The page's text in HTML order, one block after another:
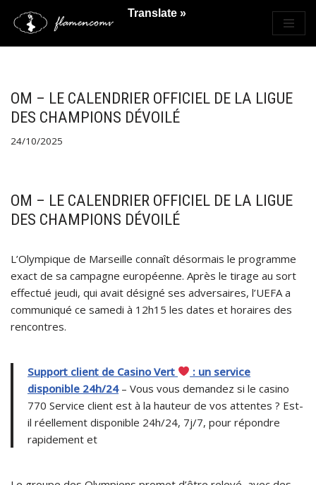
Saltar
OM – LE CALENDRIER OFFICIEL DE LA LIGUE
DES CHAMPIONS DÉVOILÉ
24/10/2025
OM – LE CALENDRIER OFFICIEL DE LA LIGUE
DES CHAMPIONS DÉVOILÉ
L’Olympique de Marseille connaît désormais le programme
exact de sa campagne européenne. Après le tirage au sort
effectué jeudi, qui avait désigné ses adversaires, l’UEFA a
communiqué ce samedi à 12h15 les dates et horaires des
rencontres.
Support client de Casino Vert
: un service
disponible 24h/24– Vous vous demandez si le casino
770 Service client est à la hauteur de vos attentes ? Est-
il réellement disponible 24h/24, 7j/7, pour répondre
rapidement et
Translate »